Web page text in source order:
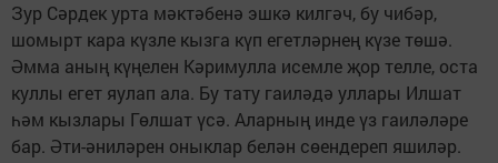
Зур Сәрдек урта мәктәбенә эшкә килгәч, бу чибәр,
шомырт кара күзле кызга күп егетләрнең күзе төшә.
Әмма аның күңелен Кәримулла исемле җор телле, оста
куллы егет яулап ала. Бу тату гаиләдә уллары Илшат
һәм кызлары Гөлшат үсә. Аларның инде үз гаиләләре
бар. Әти-әниләрен оныклар белән сөендереп яшиләр.